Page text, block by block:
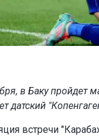
в Баку пройдет
датский
встречи